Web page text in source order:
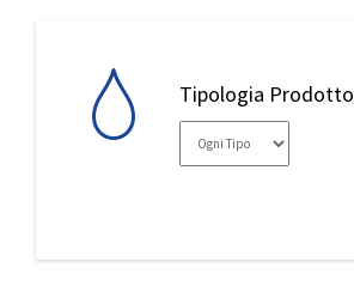
Tipologia Prodotto